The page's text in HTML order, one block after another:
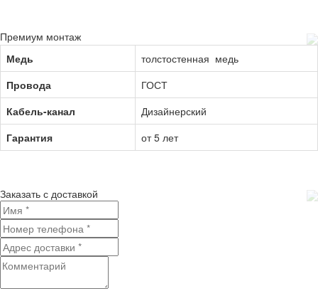
Премиум монтаж
Медь
толстостенная медь
Провода
ГОСТ
Кабель-канал
Дизайнерский
Гарантия
от 5 лет
Заказать с доставкой